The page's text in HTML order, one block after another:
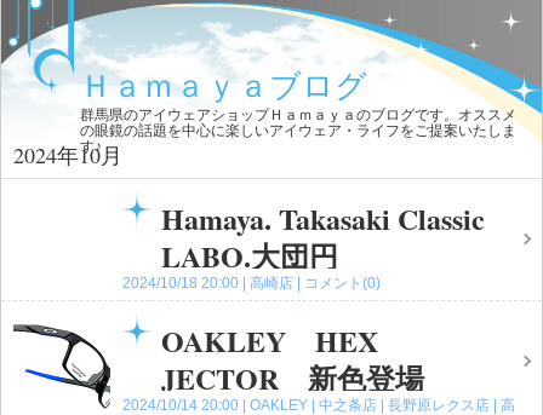
Ｈａｍａｙａブログ
群馬県のアイウェアショップＨａｍａｙａのブログです。オススメ
の眼鏡の話題を中心に楽しいアイウェア・ライフをご提案いたしま
す♪
2024年10月
Hamaya. Takasaki Classic
LABO.大団円
2024/10/18 20:00 高崎店 コメント(0)
OAKLEY HEX
JECTOR 新色登場
2024/10/14 20:00 OAKLEY 中之条店 長野原レクス店
高